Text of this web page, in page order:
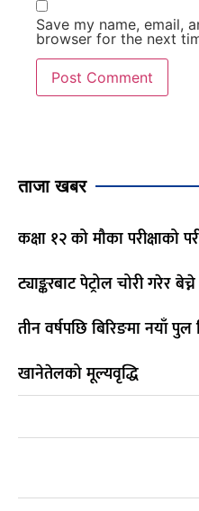
Save my name, email,
browser for the next
ताजा खबर
कक्षा १२ को मौका परीक्षाको
ट्याङ्करबाट पेट्रोल चोरी गरेर
तीन वर्षपछि बिरिङमा नयाँ पुल
खानेतेलको मूल्यवृद्धि